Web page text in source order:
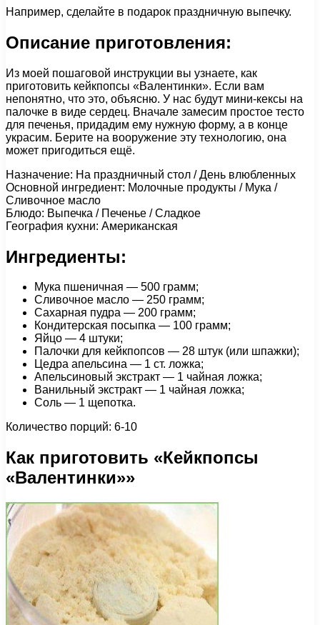
Например, сделайте в подарок праздничную выпечку.
Описание приготовления:
Из моей пошаговой инструкции вы узнаете, как
приготовить кейкпопсы «Валентинки». Если вам
непонятно, что это, объясню. У нас будут мини-кексы на
палочке в виде сердец. Вначале замесим простое тесто
для печенья, придадим ему нужную форму, а в конце
украсим. Берите на вооружение эту технологию, она
может пригодиться ещё.
Назначение: На праздничный стол / День влюбленных
Основной ингредиент: Молочные продукты / Мука /
Сливочное масло
Блюдо: Выпечка / Печенье / Сладкое
География кухни: Американская
Ингредиенты:
Мука пшеничная — 500 грамм;
Сливочное масло — 250 грамм;
Сахарная пудра — 200 грамм;
Кондитерская посыпка — 100 грамм;
Яйцо — 4 штуки;
Палочки для кейкпопсов — 28 штук (или шпажки);
Цедра апельсина — 1 ст. ложка;
Апельсиновый экстракт — 1 чайная ложка;
Ванильный экстракт — 1 чайная ложка;
Соль — 1 щепотка.
Количество порций: 6-10
Как приготовить «Кейкпопсы
«Валентинки»»